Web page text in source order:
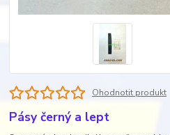
Ohodnotit produkt
Pásy černý a lept